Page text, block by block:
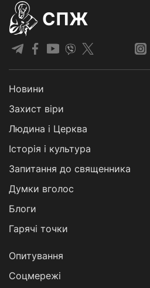
СПЖ
Новини
Захист віри
Людина і Церква
Історія і культура
Запитання до священника
Думки вголос
Блоги
Гарячі точки
Опитування
Соцмережі